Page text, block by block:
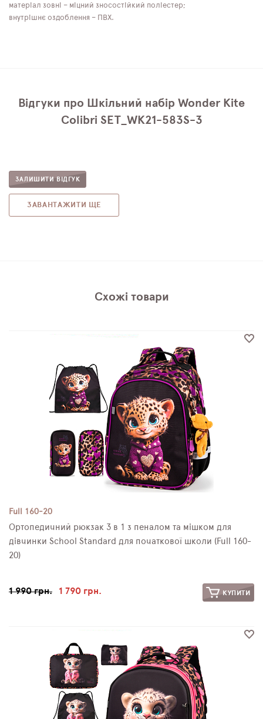
матеріал зовні – міцний зносостійкий поліестер;
внутрішнє оздоблення – ПВХ.
Відгуки про Шкільний набір Wonder Kite
Colibri SET_WK21-583S-3
ЗАЛИШИТИ ВІДГУК
ЗАВАНТАЖИТИ ЩЕ
Схожі товари
Full 160-20
Ортопедичний рюкзак 3 в 1 з пеналом та мішком для
дівчинки School Standard для початкової школи (Full 160-
20)
1 990 грн. 1 790 грн. КУПИТИ